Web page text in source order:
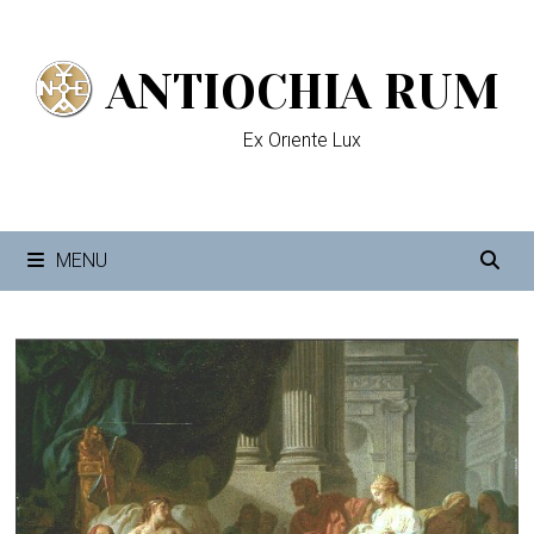
contenu
ANTIOCHIA RUM
Ex Orıente Lux
MENU